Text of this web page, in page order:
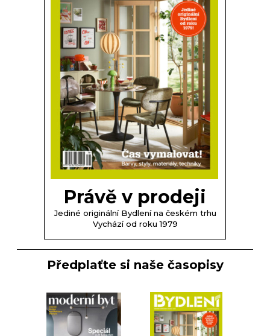
Právě v prodeji
Jediné originální Bydlení na českém trhu
Vychází od roku 1979
Předplaťte si naše časopisy